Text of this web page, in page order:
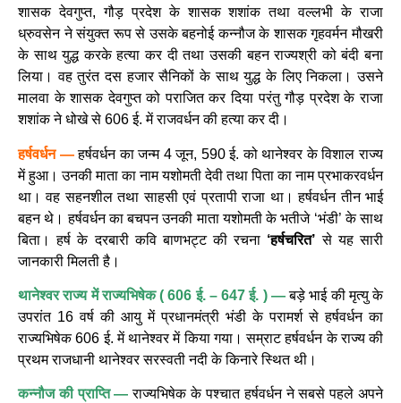
शासक देवगुप्त, गौड़ प्रदेश के शासक शशांक तथा वल्लभी के राजा
ध्रुवसेन ने संयुक्त रूप से उसके बहनोई कन्नौज के शासक गृहवर्मन मौखरी
के साथ युद्ध करके हत्या कर दी तथा उसकी बहन राज्यश्री को बंदी बना
लिया। वह तुरंत दस हजार सैनिकों के साथ युद्ध के लिए निकला। उसने
मालवा के शासक देवगुप्त को पराजित कर दिया परंतु गौड़ प्रदेश के राजा
शशांक ने धोखे से 606 ई. में राजवर्धन की हत्या कर दी।
हर्षवर्धन — हर्षवर्धन का जन्म 4 जून, 590 ई. को थानेश्वर के विशाल राज्य
में हुआ। उनकी माता का नाम यशोमती देवी तथा पिता का नाम प्रभाकरवर्धन
था। वह सहनशील तथा साहसी एवं प्रतापी राजा था। हर्षवर्धन तीन भाई
बहन थे। हर्षवर्धन का बचपन उनकी माता यशोमती के भतीजे ‘भंडी’ के साथ
बिता। हर्ष के दरबारी कवि बाणभट्ट की रचना ‘हर्षचरित’ से यह सारी
जानकारी मिलती है।
थानेश्वर राज्य में राज्यभिषेक ( 606 ई. – 647 ई. ) —बड़े भाई की मृत्यु के
उपरांत 16 वर्ष की आयु में प्रधानमंत्री भंडी के परामर्श से हर्षवर्धन का
राज्यभिषेक 606 ई. में थानेश्वर में किया गया। सम्राट हर्षवर्धन के राज्य की
प्रथम राजधानी थानेश्वर सरस्वती नदी के किनारे स्थित थी।
कन्नौज की प्राप्ति — राज्यभिषेक के पश्चात हर्षवर्धन ने सबसे पहले अपने